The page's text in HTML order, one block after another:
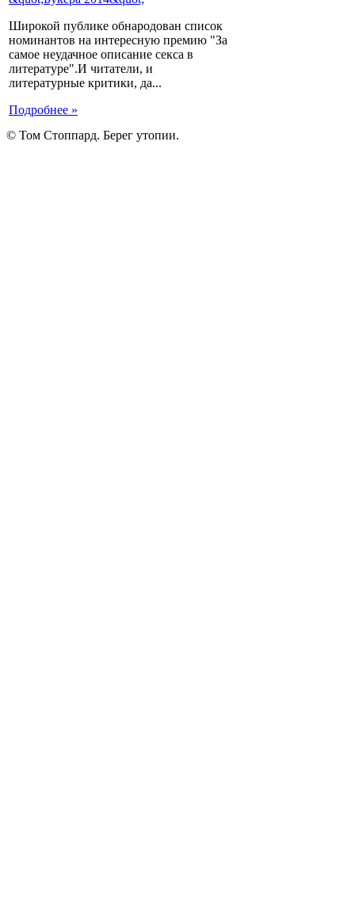
Широкой публике обнародован список
номинантов на интересную премию "За
самое неудачное описание секса в
литературе".И читатели, и
литературные критики, да...
Подробнее »
© Том Стоппард. Берег утопии.